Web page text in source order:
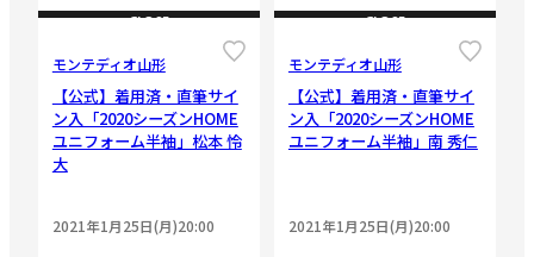
CLOSE
モンテディオ山形
【公式】着用済・直筆サイ
ン入「2020シーズンHOME
ユニフォーム半袖」松本 怜
大
2021年1月25日(月)20:00
CLOSE
モンテディオ山形
【公式】着用済・直筆サイ
ン入「2020シーズンHOME
ユニフォーム半袖」南 秀仁
2021年1月25日(月)20:00